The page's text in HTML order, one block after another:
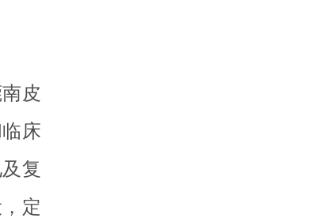
皮
床
复
定